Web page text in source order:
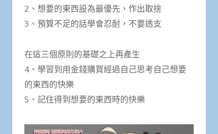
2、想要的東西設為最優先，作出取捨
3、預算不足的話學會忍耐，不要透支
在這三個原則的基礎之上再產生
4、學習到用金錢購買經過自己思考自己想要
的東西的快樂
5、記住得到想要的東西時的快樂